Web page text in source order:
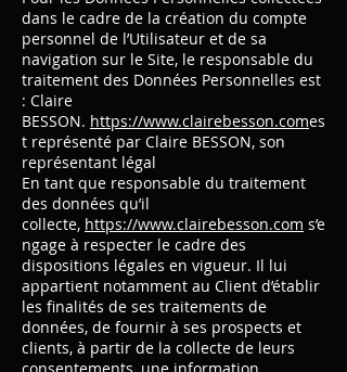
dans le cadre de la création du compte
personnel de l’Utilisateur et de sa
navigation sur le Site, le responsable du
traitement des Données Personnelles est
: Claire
BESSON. https://www.clairebesson.comes
t représenté par Claire BESSON, son
représentant légal
En tant que responsable du traitement
des données qu’il
collecte, https://www.clairebesson.com s’e
ngage à respecter le cadre des
dispositions légales en vigueur. Il lui
appartient notamment au Client d’établir
les finalités de ses traitements de
données, de fournir à ses prospects et
clients, à partir de la collecte de leurs